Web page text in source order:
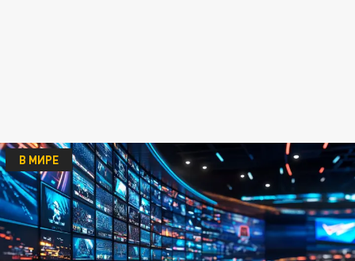
В МИРЕ